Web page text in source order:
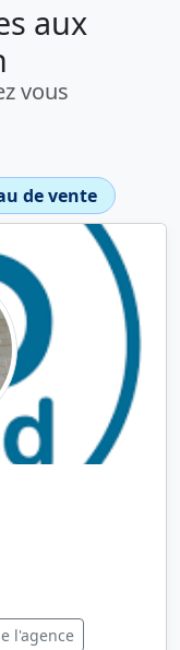
aux
vous
de vente
l'agence